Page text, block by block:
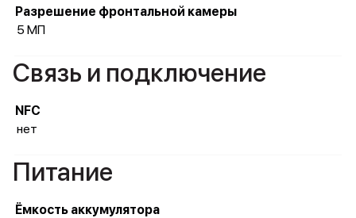
Разрешение фронтальной камеры
5 МП
Связь и подключение
NFC
нет
Питание
Ёмкость аккумулятора